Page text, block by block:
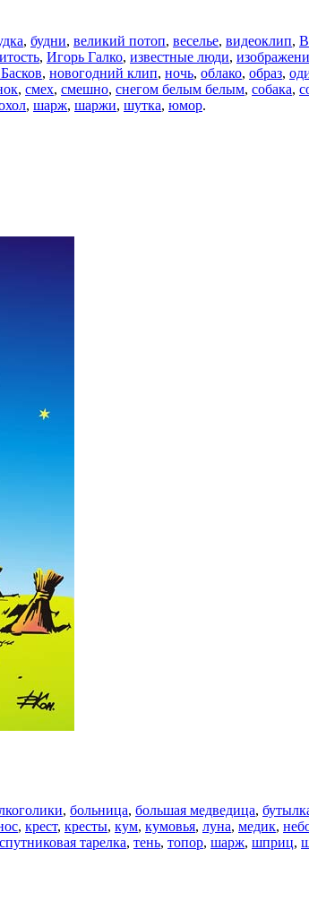
, будни, великий потоп, веселье, видеоклип,
, Игорь Галко, известные люди,
, новогодний клип, ночь, облако, образ,
, смех, смешно, снегом белым белым, собака,
, шарж, шаржи, шутка, юмор.
, больница, большая медведица,
, крест, кресты, кум, кумовья, луна, медик,
спутниковая тарелка, тень, топор, шарж, шприц,